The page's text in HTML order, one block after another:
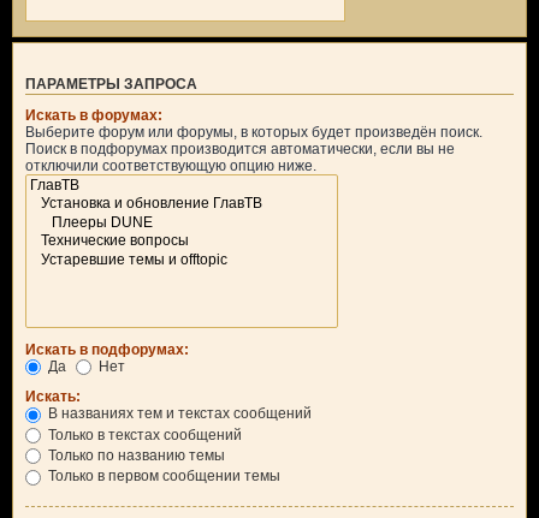
ПАРАМЕТРЫ ЗАПРОСА
Искать в форумах:
Выберите форум или форумы, в которых будет произведён поиск.
Поиск в подфорумах производится автоматически, если вы не
отключили соответствующую опцию ниже.
Искать в подфорумах:
Да
Нет
Искать:
В названиях тем и текстах сообщений
Только в текстах сообщений
Только по названию темы
Только в первом сообщении темы